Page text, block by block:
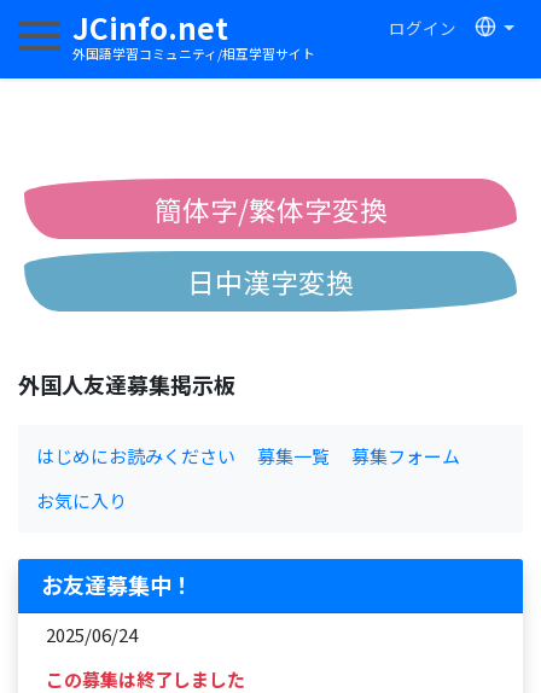
JCinfo.net
外国語学習コミュニティ/相互学習サイト
ログイン
ナビゲーションを切り替える
簡体字/繁体字変換
日中漢字変換
外国人友達募集掲示板
はじめにお読みください 募集一覧
募集フォーム
お気に入り
お友達募集中！
2025/06/24
この募集は終了しました